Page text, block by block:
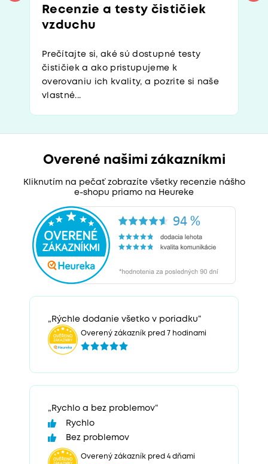
Recenzie a testy čističiek
vzduchu
Prečítajte si, aké sú dostupné testy
čističiek a ako pristupujeme k
overovaniu ich kvality, a pozrite si naše
vlastné...
Overené našimi zákazníkmi
Kliknutím na pečať zobrazíte všetky recenzie nášho
e-shopu priamo na Heureke
„Rýchle dodanie všetko v poriadku“
Overený zákazník pred 7 hodinami
„Rychlo a bez problemov“
Rychlo
Bez problemov
Overený zákazník pred 4 dňami